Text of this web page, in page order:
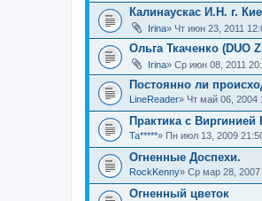
Калинаускас И.Н. г.
Irina» Чт июн 23, 2011
Ольга Ткаченко (DUO
Irina» Ср июн 08, 2011
Постоянно ли
LineReader» Чт май 06, 2004
Практика с Виргинией
Ta*****» Пн июл 13, 2009
Огненные Доспехи.
RockKenny» Ср мар 28, 2007
Огненный цветок